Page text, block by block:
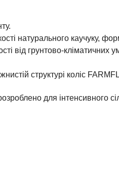
натурального каучуку,
від грунтово-кліматичних
структурі коліс
для інтенсивного